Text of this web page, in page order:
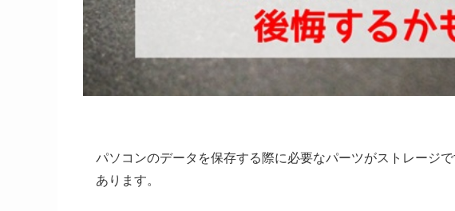
パソコンのデータを保存する際に必要なパーツがストレージ
あります。